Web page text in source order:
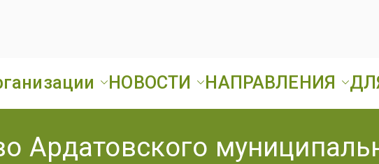
ГБПОУ
НОВОСТИ НАПРАВЛЕНИЯ
Ардатовского